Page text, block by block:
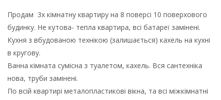
Продам 3х кімнатну квартиру на 8 поверсі 10 поверхового
будинку. Не кутова- тепла квартира, всі батареї замінені.
Кухня з вбудованою технікою (залишається) кахель на кухні
в кругову.
Ванна кімната сумісна з туалетом, кахель. Вся сантехніка
нова, труби замінені.
По всій квартирі металопластикові вікна, та всі міжкімнатні